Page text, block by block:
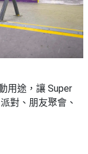
用途，讓 Super
對、朋友聚會、